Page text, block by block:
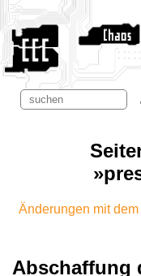
Änderungen mit
Abschaffung